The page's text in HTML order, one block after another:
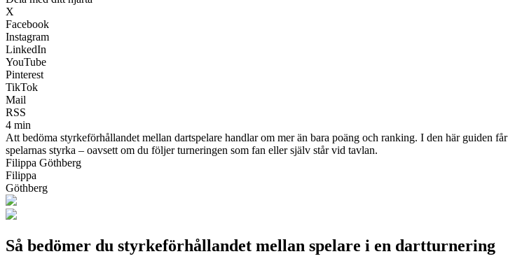
X
Facebook
Instagram
LinkedIn
YouTube
Pinterest
TikTok
Mail
RSS
4 min
Att bedöma styrkeförhållandet mellan dartspelare handlar om mer än bara poäng och ranking. I den här guiden
spelarnas styrka – oavsett om du följer turneringen som fan eller själv står vid tavlan.
Filippa Göthberg
Filippa
Göthberg
Så bedömer du styrkeförhållandet mellan spelare i en dartturnering